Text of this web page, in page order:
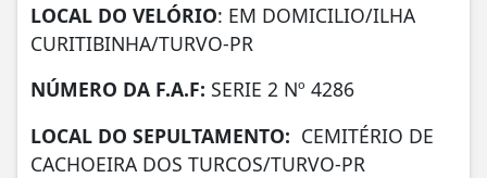
LOCAL DO VELÓRIO: EM DOMICILIO/ILHA
CURITIBINHA/TURVO-PR
NÚMERO DA F.A.F: SERIE 2 Nº 4286
LOCAL DO SEPULTAMENTO: CEMITÉRIO DE
CACHOEIRA DOS TURCOS/TURVO-PR